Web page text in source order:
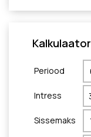
Kalkulaator
Periood
Intress
Sissemaks